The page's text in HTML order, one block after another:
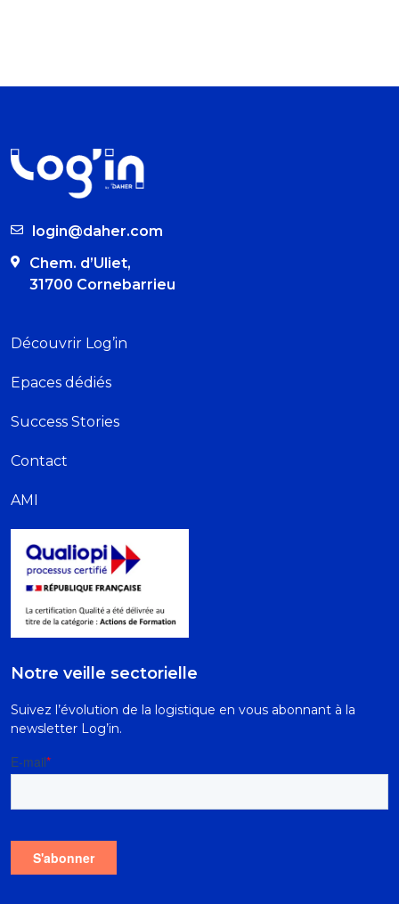
login@daher.com
Chem. d’Uliet,
31700 Cornebarrieu
Découvrir Log’in
Epaces dédiés
Success Stories
Contact
AMI
Notre veille sectorielle
Suivez l’évolution de la logistique en vous abonnant à la
newsletter Log’in.